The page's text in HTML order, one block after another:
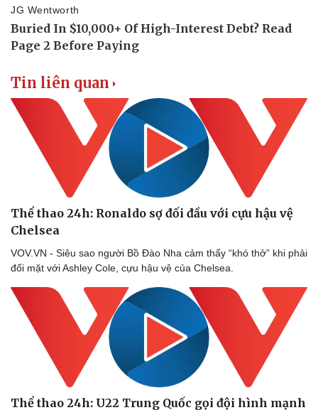
Doanh nghiệp
Thông tin doanh nghiệp
Doanh nghiệp 24h
Doanh nhân
Vì cộng đồng
Công nghệ
Sành điệu
Tin Công nghệ
Trải nghiệm
Tin liên quan
Thể thao 24h: Ronaldo sợ đối đầu với cựu hậu vệ
Chelsea
VOV.VN - Siêu sao người Bồ Đào Nha cảm thấy “khó thở” khi phải
đối mặt với Ashley Cole, cựu hậu vệ của Chelsea.
Thể thao 24h: U22 Trung Quốc gọi đội hình mạnh